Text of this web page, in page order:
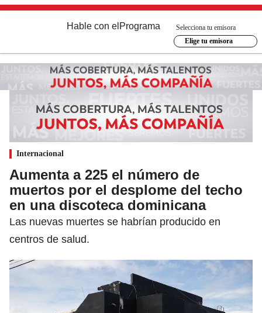
Hable con el Programa
Selecciona tu emisora
Elige tu emisora
Internacional
Aumenta a 225 el número de
muertos por el desplome del techo
en una discoteca dominicana
Las nuevas muertes se habrían producido en
centros de salud.